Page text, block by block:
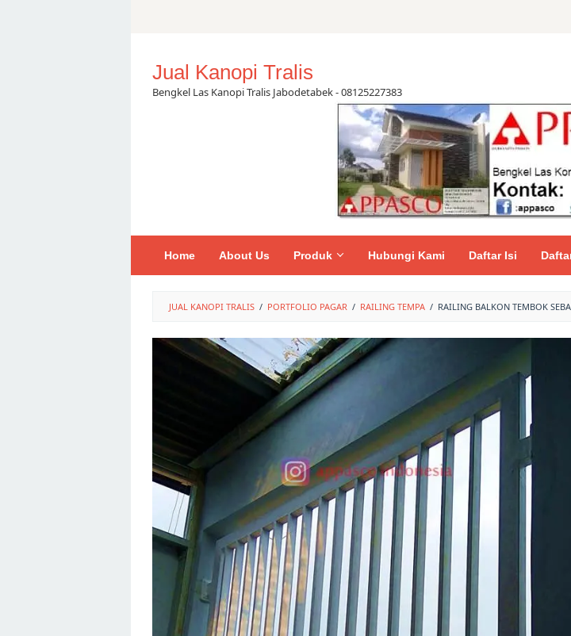
Jual Kanopi Tralis
Bengkel Las Kanopi Tralis Jabodetabek - 08125227383
Home About Us Produk Hubungi Kami Daftar Isi
JUAL KANOPI TRALIS / PORTFOLIO PAGAR / RAILING TEMPA / RAILING BALKON TEMBOK